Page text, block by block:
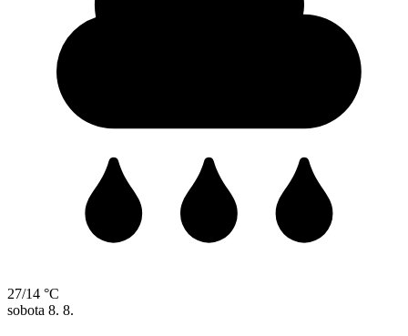
27/14 °C
sobota 8. 8.